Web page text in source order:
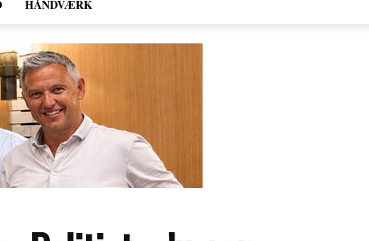
HÅNDVÆRK